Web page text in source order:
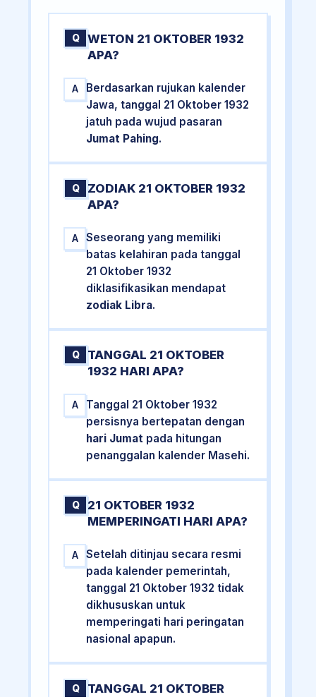
Q
WETON 21 OKTOBER 1932
APA?
A
Berdasarkan rujukan kalender
Jawa, tanggal 21 Oktober 1932
jatuh pada wujud pasaran
Jumat Pahing.
Q
ZODIAK 21 OKTOBER 1932
APA?
A
Seseorang yang memiliki
batas kelahiran pada tanggal
21 Oktober 1932
diklasifikasikan mendapat
zodiak Libra.
Q
TANGGAL 21 OKTOBER
1932 HARI APA?
A
Tanggal 21 Oktober 1932
persisnya bertepatan dengan
hari Jumat pada hitungan
penanggalan kalender Masehi.
Q
21 OKTOBER 1932
MEMPERINGATI HARI APA?
A
Setelah ditinjau secara resmi
pada kalender pemerintah,
tanggal 21 Oktober 1932 tidak
dikhususkan untuk
memperingati hari peringatan
nasional apapun.
Q
TANGGAL 21 OKTOBER